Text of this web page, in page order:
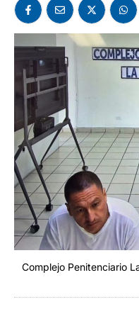
Complejo Penitenciario